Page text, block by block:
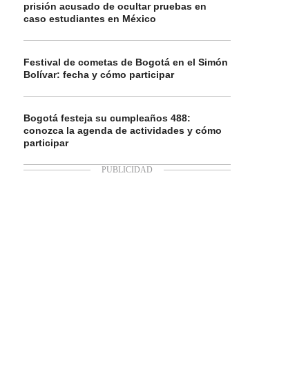
prisión acusado de ocultar pruebas en
caso estudiantes en México
Festival de cometas de Bogotá en el Simón
Bolívar: fecha y cómo participar
Bogotá festeja su cumpleaños 488:
conozca la agenda de actividades y cómo
participar